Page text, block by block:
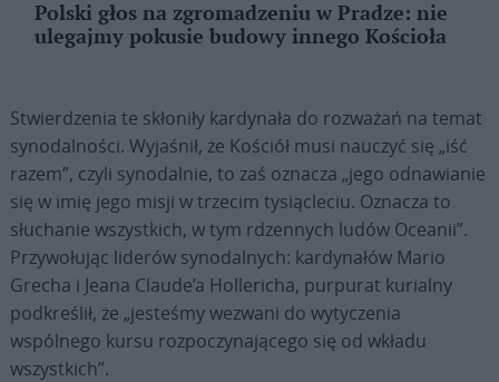
Polski głos na zgromadzeniu w Pradze: nie
ulegajmy pokusie budowy innego Kościoła
Stwierdzenia te skłoniły kardynała do rozważań na temat
synodalności. Wyjaśnił, że Kościół musi nauczyć się „iść
razem”, czyli synodalnie, to zaś oznacza „jego odnawianie
się w imię jego misji w trzecim tysiącleciu. Oznacza to
słuchanie wszystkich, w tym rdzennych ludów Oceanii”.
Przywołując liderów synodalnych: kardynałów Mario
Grecha i Jeana Claude’a Hollericha, purpurat kurialny
podkreślił, że „jesteśmy wezwani do wytyczenia
wspólnego kursu rozpoczynającego się od wkładu
wszystkich”.